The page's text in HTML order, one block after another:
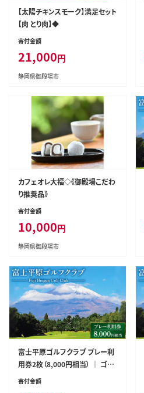
【太陽チキンスモーク】満足セット
【肉 とり肉】◆
寄付金額
21,000円
静岡県御殿場市
カフェオレ大福◇《御殿場こだわ
り推奨品》
寄付金額
10,000円
静岡県御殿場市
富士平原ゴルフクラブ プレー利
用券2枚（8,000円相当） ｜ ゴル
フ ゴルフ場 ごるふ プレー券 利
寄付金額